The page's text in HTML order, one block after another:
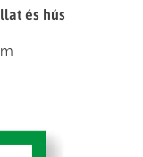
és hús